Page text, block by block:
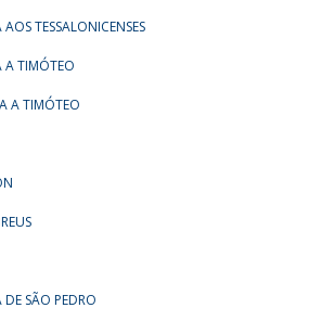
TESSALONICENSES
A TIMÓTEO
A TIMÓTEO
DE SÃO PEDRO